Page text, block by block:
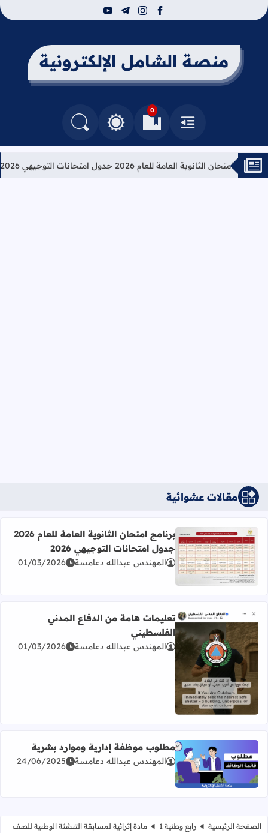
facebook
instagram
telegram
youtube
منصة الشامل الإلكترونية
القائمة
0
العلامات المرجعيةالتغيير بين الوضع النهاري والداكن
البحث في المدونة
الثانوية العامة للعام 2026 جدول امتحانات التوجيهي 2026
مقالات عشوائية
اقرأ المزيد عن برنامج امتحان الثانوية العامة للعام 2026 جدول امتحانات التوجيهي 2026
برنامج امتحان الثانوية العامة للعام 2026
جدول امتحانات التوجيهي 2026
المهندس عبدالله دعامسة 01/03/2026
اقرأ المزيد عن تعليمات هامة من الدفاع المدني الفلسطيني
تعليمات هامة من الدفاع المدني
الفلسطيني
المهندس عبدالله دعامسة 01/03/2026
اقرأ المزيد عن مطلوب موظفة إدارية وموارد بشرية
مطلوب موظفة إدارية وموارد بشرية
المهندس عبدالله دعامسة 24/06/2025
الصفحة الرئيسية رابع وطنية 1
مادة إثرائية لمسابقة التنشئة الوطنية للصف